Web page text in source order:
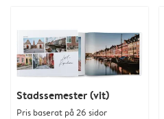
Stadssemester (vit)
Pris baserat på 26 sidor